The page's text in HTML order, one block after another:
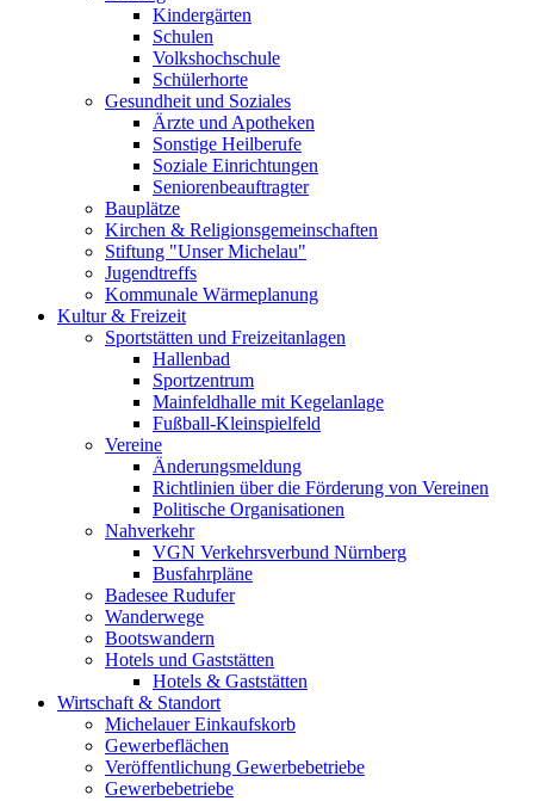
Kindergärten
Schulen
Volkshochschule
Schülerhorte
Gesundheit und Soziales
Ärzte und Apotheken
Sonstige Heilberufe
Soziale Einrichtungen
Seniorenbeauftragter
Bauplätze
Kirchen & Religionsgemeinschaften
Stiftung "Unser Michelau"
Jugendtreffs
Kommunale Wärmeplanung
Kultur & Freizeit
Sportstätten und Freizeitanlagen
Hallenbad
Sportzentrum
Mainfeldhalle mit Kegelanlage
Fußball-Kleinspielfeld
Vereine
Änderungsmeldung
Richtlinien über die Förderung von Vereinen
Politische Organisationen
Nahverkehr
VGN Verkehrsverbund Nürnberg
Busfahrpläne
Badesee Rudufer
Wanderwege
Bootswandern
Hotels und Gaststätten
Hotels & Gaststätten
Wirtschaft & Standort
Michelauer Einkaufskorb
Gewerbeflächen
Veröffentlichung Gewerbebetriebe
Gewerbebetriebe